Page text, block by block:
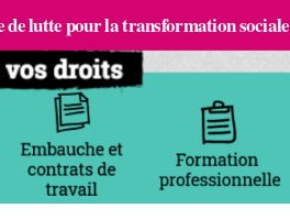
de lutte pour la transformation sociale